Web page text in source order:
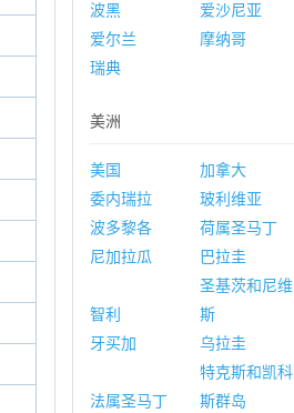
波黑
爱沙尼亚
爱尔兰
摩纳哥
瑞典
美洲
美国
加拿大
委内瑞拉
玻利维亚
波多黎各
荷属圣马丁
尼加拉瓜
巴拉圭
智利
圣基茨和尼维
斯
牙买加
乌拉圭
法属圣马丁
特克斯和凯科
斯群岛